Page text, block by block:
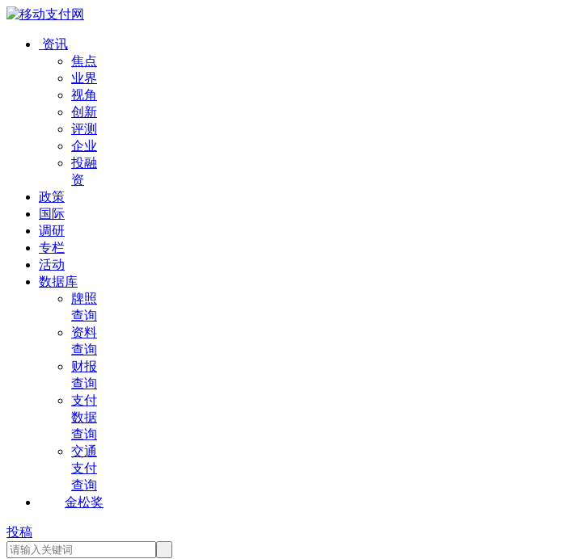
资讯
焦点
业界
视角
创新
评测
企业
投融
资
政策
国际
调研
专栏
活动
数据库
牌照
查询
资料
查询
财报
查询
支付
数据
查询
交通
支付
查询
金松奖
投稿